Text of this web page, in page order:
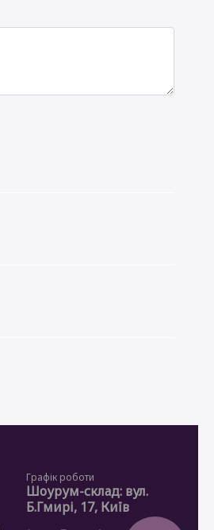
Графік роботи
Шоурум-склад: вул.
Б.Гмирі, 17, Київ